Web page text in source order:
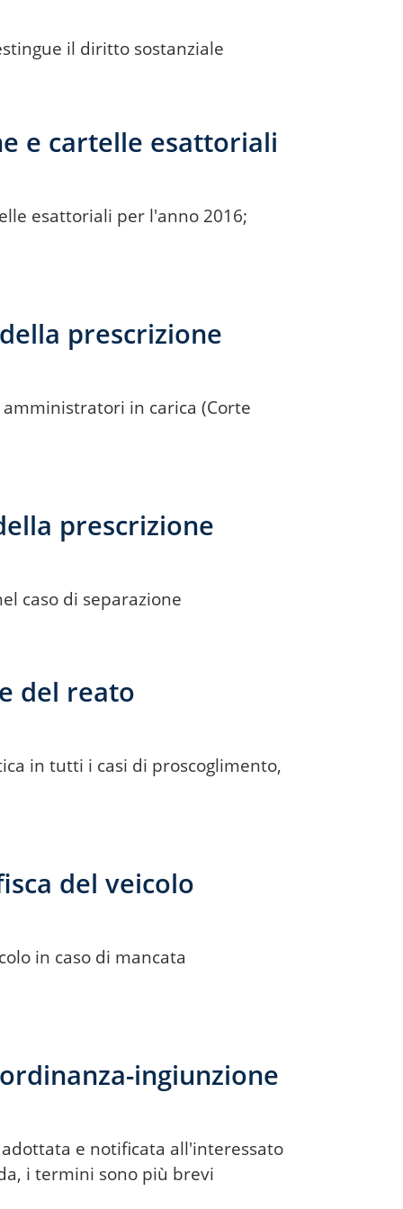
il diritto sostanziale
e cartelle esattoriali
esattoriali per l'anno 2016;
prescrizione
in carica (Corte
prescrizione
caso di separazione
del reato
in tutti i casi di proscoglimento,
del veicolo
in caso di mancata
ingiunzione
e notificata all'interessato
i termini sono più brevi